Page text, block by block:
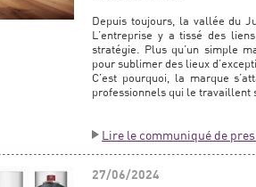
Depuis toujours, la vallée du
L’entreprise y a tissé des
stratégie. Plus qu’un simple
pour sublimer des lieux
C’est pourquoi, la marque
professionnels qui le travaillent
Lire le communiqué de
27/06/2024